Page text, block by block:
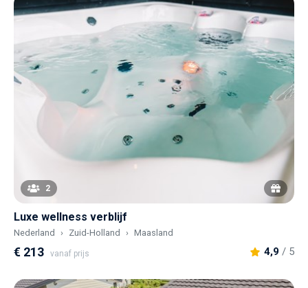
2
Luxe wellness verblijf
Nederland Zuid-Holland Maasland
€ 213 vanaf prijs 4,9 / 5